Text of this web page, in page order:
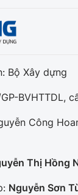
Bộ Xây dựng
BVHTTDL,
Công
Thị Hồng
Nguyễn Sơn